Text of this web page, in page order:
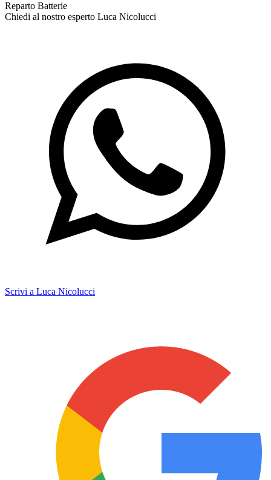
Reparto Batterie
Chiedi al nostro esperto Luca Nicolucci
Scrivi a Luca Nicolucci